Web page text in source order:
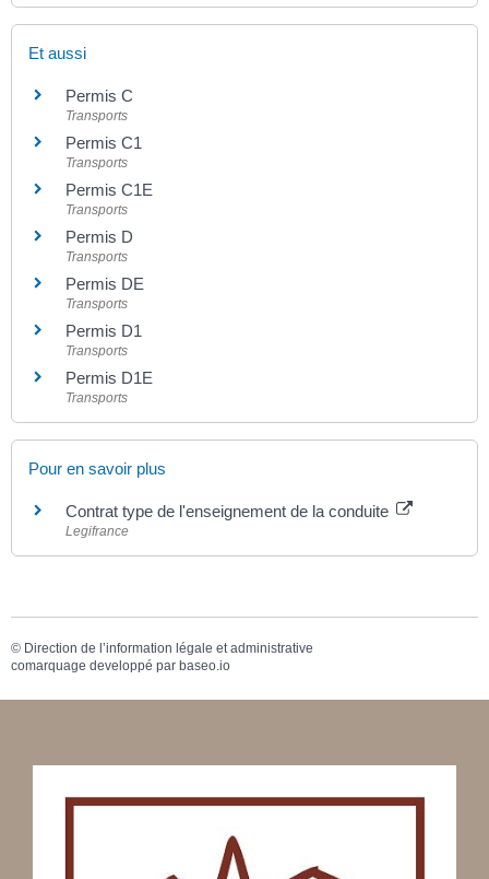
Et aussi
Permis C
Transports
Permis C1
Transports
Permis C1E
Transports
Permis D
Transports
Permis DE
Transports
Permis D1
Transports
Permis D1E
Transports
Pour en savoir plus
Contrat type de l'enseignement de la conduite
Legifrance
© Direction de l’information légale et administrative
comarquage developpé par baseo.io